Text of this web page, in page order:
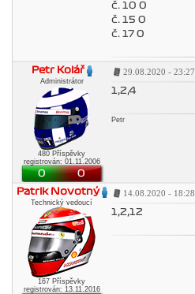
č. 10 0
č. 15 0
č. 17 0
Petr Kolář
Administrátor
480 Příspěvky
registrován: 01.11.2006
0 0
29.08.2020 - 23:27
1,2,4
Petr
Patrik Novotný
Technický vedoucí
167 Příspěvky
registrován: 13.11.2016
14.08.2020 - 18:28
1,2,12